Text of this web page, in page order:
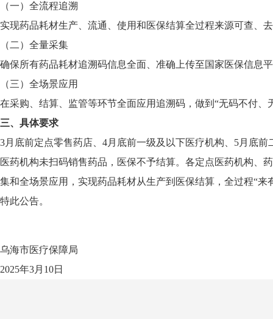
（一）全流程追溯
实现药品耗材生产、流通、使用和医保结算全过程来源可查、
（二）全量采集
确保所有药品耗材追溯码信息全面、准确上传至国家医保信息
（三）全场景应用
在采购、结算、监管等环节全面应用追溯码，做到“无码不付、
三、具体要求
3月底前定点零售药店、4月底前一级及以下医疗机构、5月底
医药机构未扫码销售药品，医保不予结算。各定点医药机构、
集和全场景应用，实现药品耗材从生产到医保结算，全过程“来
特此公告。
乌海市医疗保障局
2025年3月10日